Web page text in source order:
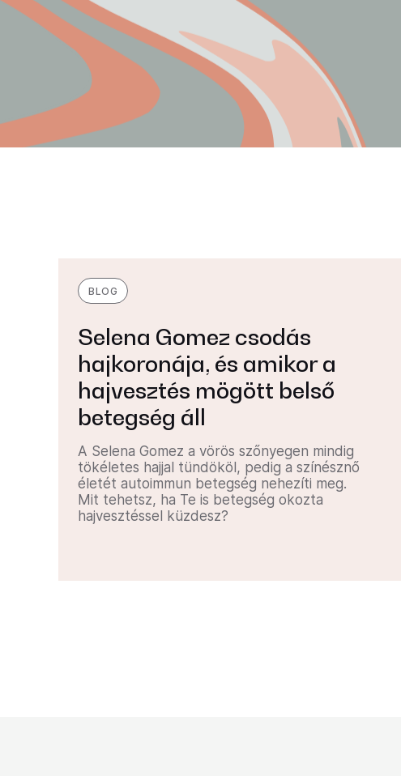
BLOG
Selena Gomez csodás
hajkoronája, és amikor a
hajvesztés mögött belső
betegség áll
A Selena Gomez a vörös szőnyegen mindig
tökéletes hajjal tündököl, pedig a színésznő
életét autoimmun betegség nehezíti meg.
Mit tehetsz, ha Te is betegség okozta
hajvesztéssel küzdesz?